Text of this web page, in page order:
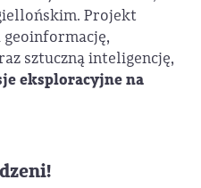
Projekt
geoinformację,
sztuczną inteligencję,
eksploracyjne na